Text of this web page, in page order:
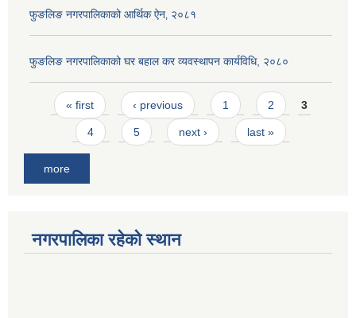
फुङलिङ नगरपालिकाको आर्थिक ऐन‚ २०८१
फुङलिङ नगरपालिकाको घर बहाल कर व्यवस्थापन कार्यविधि, २०८०
Pages
« first ‹ previous 1 2 3
4 5 next › last »
more
नगरपालिका रहेको स्थान